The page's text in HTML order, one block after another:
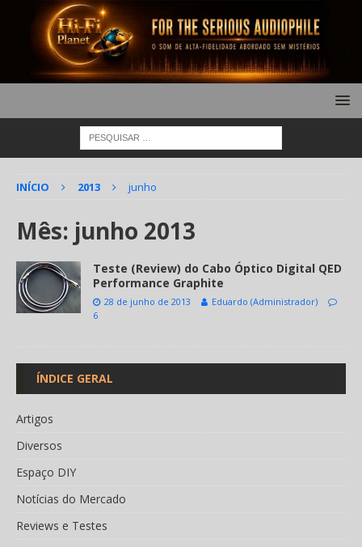
INÍCIO 2013 junho
Mês: junho 2013
Teste (Review) do Cabo Óptico Digital QED
Performance Graphite
28 de junho de 2013
Eduardo (Administrador)
6
ÍNDICE GERAL
Artigos
Diversos
Espaço DIY
Notícias do Mercado
Reviews e Testes